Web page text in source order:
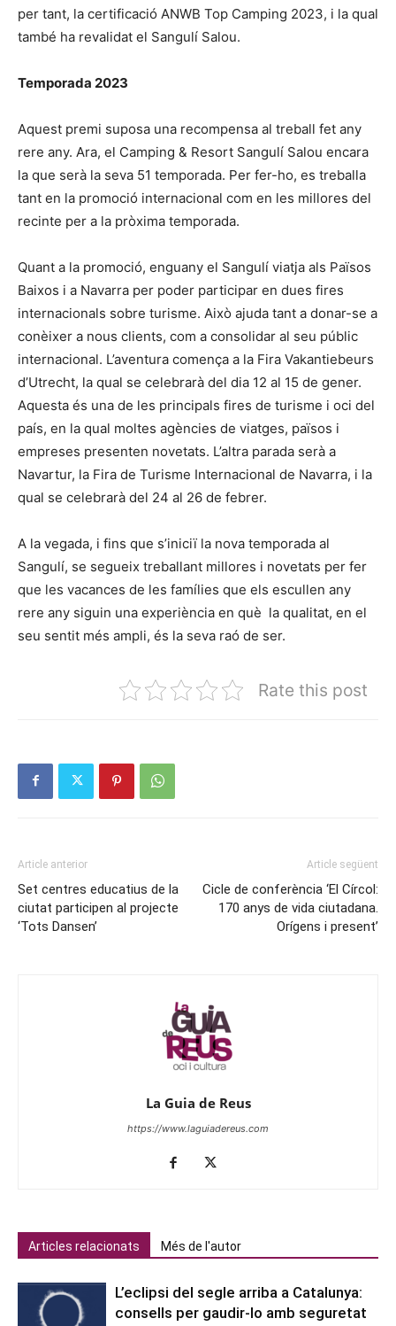
per tant, la certificació ANWB Top Camping 2023, i la qual
també ha revalidat el Sangulí Salou.
Temporada 2023
Aquest premi suposa una recompensa al treball fet any
rere any. Ara, el Camping & Resort Sangulí Salou encara
la que serà la seva 51 temporada. Per fer-ho, es treballa
tant en la promoció internacional com en les millores del
recinte per a la pròxima temporada.
Quant a la promoció, enguany el Sangulí viatja als Països
Baixos i a Navarra per poder participar en dues fires
internacionals sobre turisme. Això ajuda tant a donar-se a
conèixer a nous clients, com a consolidar al seu públic
internacional. L’aventura comença a la Fira Vakantiebeurs
d’Utrecht, la qual se celebrarà del dia 12 al 15 de gener.
Aquesta és una de les principals fires de turisme i oci del
país, en la qual moltes agències de viatges, països i
empreses presenten novetats. L’altra parada serà a
Navartur, la Fira de Turisme Internacional de Navarra, i la
qual se celebrarà del 24 al 26 de febrer.
A la vegada, i fins que s’iniciï la nova temporada al
Sangulí, se segueix treballant millores i novetats per fer
que les vacances de les famílies que els escullen any
rere any siguin una experiència en què la qualitat, en el
seu sentit més ampli, és la seva raó de ser.
Rate this post
Article anterior
Set centres educatius de la
ciutat participen al projecte
‘Tots Dansen’
Article següent
Cicle de conferència ‘El Círcol:
170 anys de vida ciutadana.
Orígens i present’
La Guia de Reus
https://www.laguiadereus.com
Articles relacionats Més de l'autor
L’eclipsi del segle arriba a Catalunya:
consells per gaudir-lo amb seguretat